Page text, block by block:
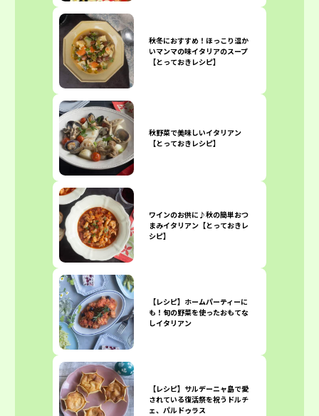
秋冬におすすめ！ほっこり温か
いマンマの味イタリアのスープ
【とっておきレシピ】
秋野菜で美味しいイタリアン
【とっておきレシピ】
ワインのお供に♪秋の簡単おつ
まみイタリアン【とっておきレ
シピ】
【レシピ】ホームパーティーに
も！旬の野菜を使ったおもてな
しイタリアン
【レシピ】サルデーニャ島で愛
されている復活祭を祝うドルチ
ェ、パルドゥラス